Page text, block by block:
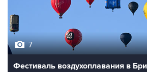
7
Фестиваль воздухоплавания в